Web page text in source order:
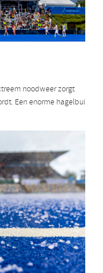
noodweer zorgt
Een enorme hagelbui